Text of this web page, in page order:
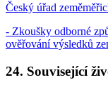
Český úřad
- Zkoušky odborné
ověřování výsledků
24. Související